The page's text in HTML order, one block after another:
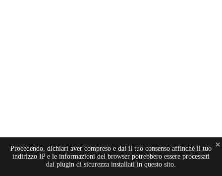
Procedendo, dichiari aver compreso e dai il tuo consenso affinché il tuo
indirizzo IP e le informazioni del browser potrebbero essere processati
dai plugin di sicurezza installati in questo sito.
×